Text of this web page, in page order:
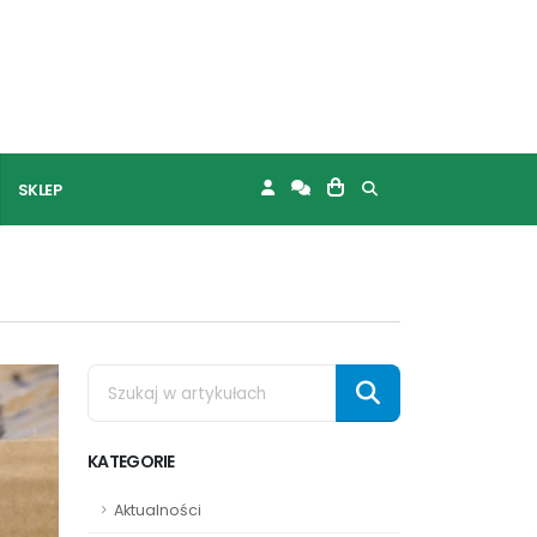
SKLEP
KATEGORIE
Aktualności